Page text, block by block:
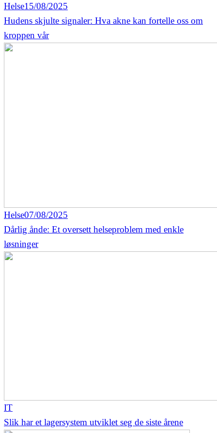
Helse15/08/2025
Hudens skjulte signaler: Hva akne kan fortelle oss om
kroppen vår
Helse07/08/2025
Dårlig ånde: Et oversett helseproblem med enkle
løsninger
IT
Slik har et lagersystem utviklet seg de siste årene